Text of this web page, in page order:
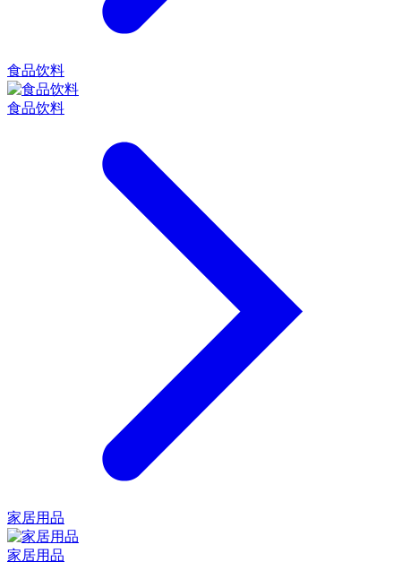
食品饮料
食品饮料
家居用品
家居用品